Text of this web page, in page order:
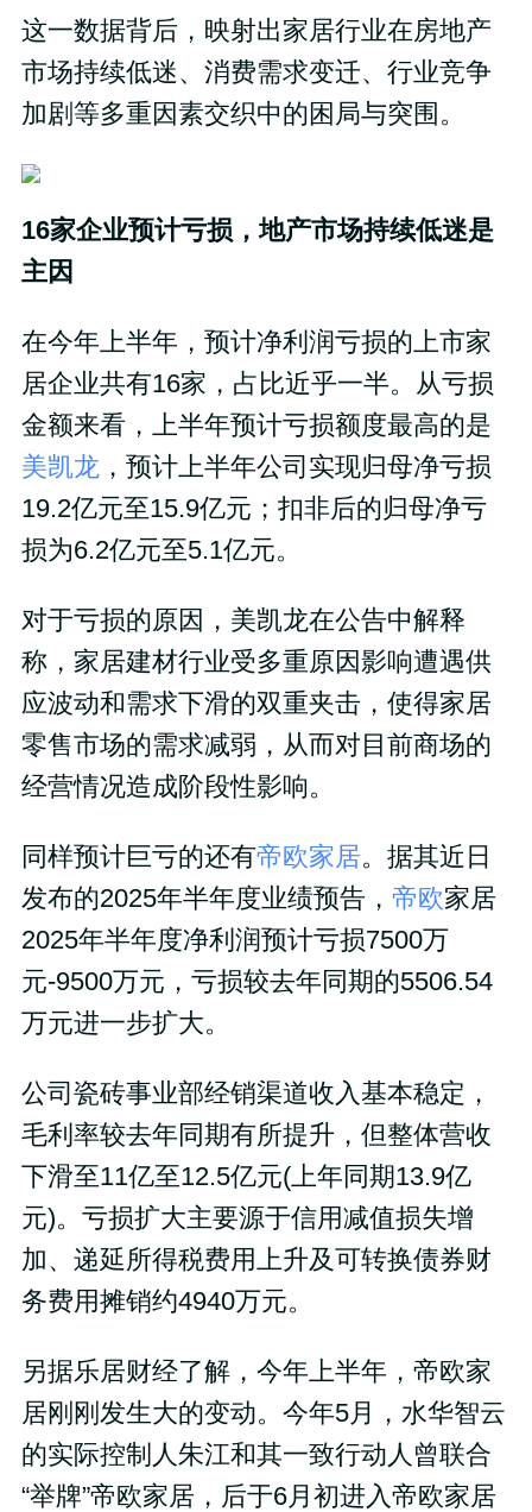
这一数据背后，映射出家居行业在房地产
市场持续低迷、消费需求变迁、行业竞争
加剧等多重因素交织中的困局与突围。
16家企业预计亏损，地产市场持续低迷是
主因
在今年上半年，预计净利润亏损的上市家
居企业共有16家，占比近乎一半。从亏损
金额来看，上半年预计亏损额度最高的是
美凯龙，预计上半年公司实现归母净亏损
19.2亿元至15.9亿元；扣非后的归母净亏
损为6.2亿元至5.1亿元。
对于亏损的原因，美凯龙在公告中解释
称，家居建材行业受多重原因影响遭遇供
应波动和需求下滑的双重夹击，使得家居
零售市场的需求减弱，从而对目前商场的
经营情况造成阶段性影响。
同样预计巨亏的还有帝欧家居。据其近日
发布的2025年半年度业绩预告， 帝欧家居
2025年半年度净利润预计亏损7500万
元-9500万元，亏损较去年同期的5506.54
万元进一步扩大。
公司瓷砖事业部经销渠道收入基本稳定，
毛利率较去年同期有所提升，但整体营收
下滑至11亿至12.5亿元(上年同期13.9亿
元)。亏损扩大主要源于信用减值损失增
加、递延所得税费用上升及可转换债券财
务费用摊销约4940万元。
另据乐居财经了解，今年上半年，帝欧家
居刚刚发生大的变动。今年5月，水华智云
的实际控制人朱江和其一致行动人曾联合
“举牌”帝欧家居，后于6月初进入帝欧家居